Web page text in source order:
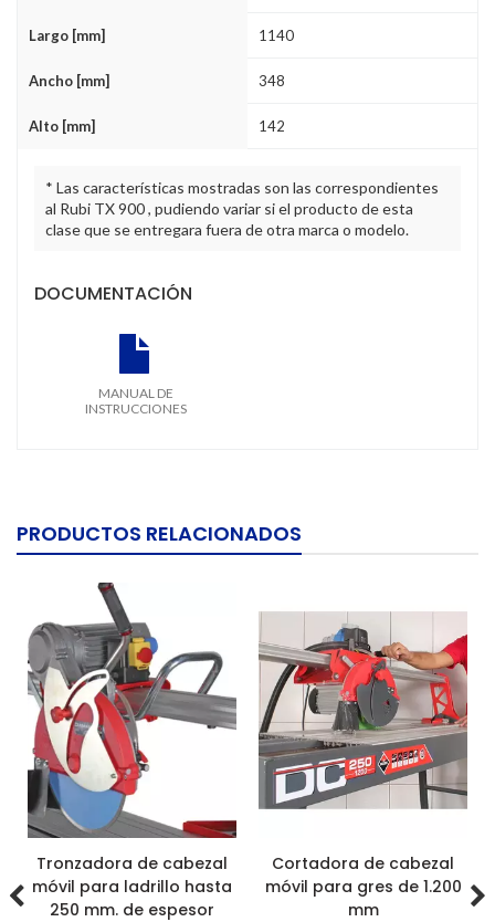
Largo [mm] 1140
Ancho [mm] 348
Alto [mm] 142
* Las características mostradas son las correspondientes
al Rubi TX 900 , pudiendo variar si el producto de esta
clase que se entregara fuera de otra marca o modelo.
DOCUMENTACIÓN
MANUAL DE
INSTRUCCIONES
PRODUCTOS RELACIONADOS
Tronzadora de cabezal
móvil para ladrillo hasta
250 mm. de espesor
Cortadora de cabezal
móvil para gres de 1.200
mm